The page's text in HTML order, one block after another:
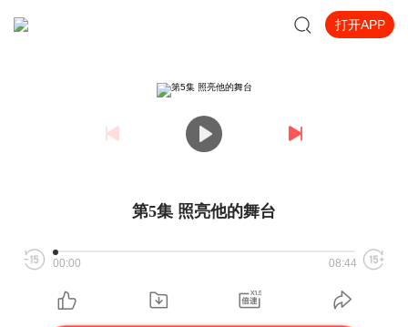
打开APP
第5集 照亮他的舞台
00:00 08:44